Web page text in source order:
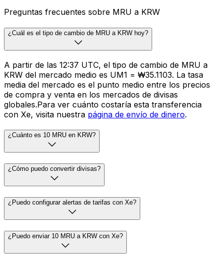
Preguntas frecuentes sobre MRU a KRW
¿Cuál es el tipo de cambio de MRU a KRW hoy?
A partir de las 12:37 UTC, el tipo de cambio de MRU a
KRW del mercado medio es UM1 = ₩35.1103. La tasa
media del mercado es el punto medio entre los precios
de compra y venta en los mercados de divisas
globales.Para ver cuánto costaría esta transferencia
con Xe, visita nuestra página de envío de dinero.
¿Cuánto es 10 MRU en KRW?
¿Cómo puedo convertir divisas?
¿Puedo configurar alertas de tarifas con Xe?
¿Puedo enviar 10 MRU a KRW con Xe?